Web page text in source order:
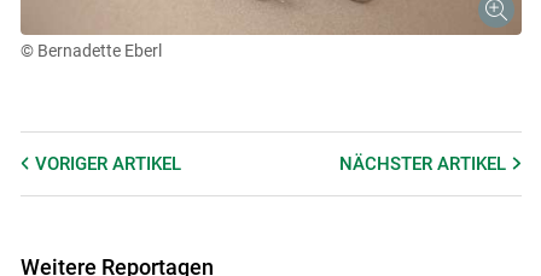
© Bernadette Eberl
VORIGER ARTIKEL NÄCHSTERARTIKEL
Weitere Reportagen